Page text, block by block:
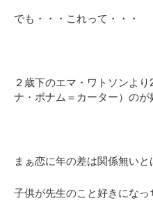
でも・・・これって・・・
２歳下のエマ・ワトソンよ
ナ・ボナム＝カーター）のが
まぁ恋に年の差は関係無いと
子供が先生のこと好きにな